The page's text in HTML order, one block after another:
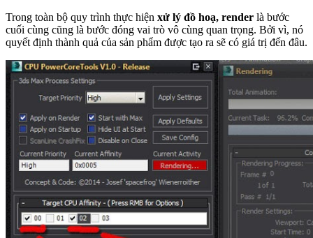
Trong toàn bộ quy trình thực hiện xử lý đồ hoạ, render là bước
cuối cùng cũng là bước đóng vai trò vô cùng quan trọng. Bởi vì, nó
quyết định thành quả của sản phẩm được tạo ra sẽ có giá trị đến đâu.